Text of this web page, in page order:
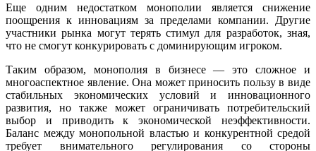
Еще одним недостатком монополии является снижение
поощрения к инновациям за пределами компании. Другие
участники рынка могут терять стимул для разработок, зная,
что не смогут конкурировать с доминирующим игроком.
Таким образом, монополия в бизнесе — это сложное и
многоаспектное явление. Она может приносить пользу в виде
стабильных экономических условий и инновационного
развития, но также может ограничивать потребительский
выбор и приводить к экономической неэффективности.
Баланс между монопольной властью и конкурентной средой
требует внимательного регулирования со стороны